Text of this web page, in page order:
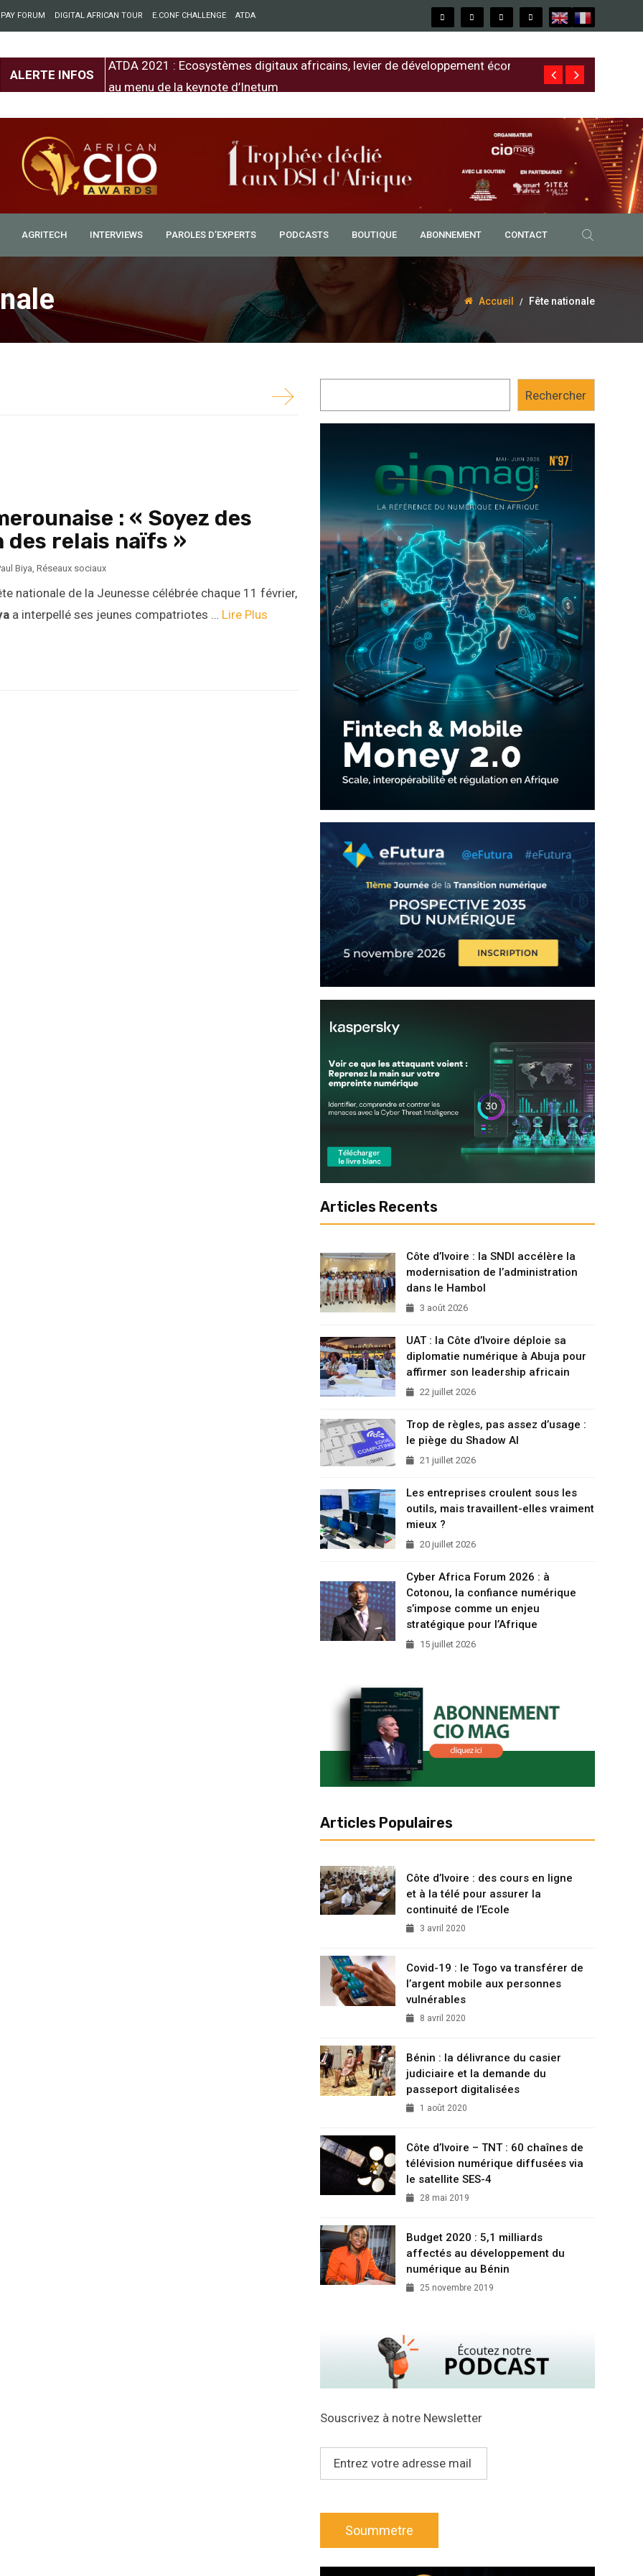
FORUM DIGITAL AFRICAN TOUR E.CONF CHALLENGE ATDA
ALERTE INFOS
l’Europe et
ATDA 2021 : Ecosystèmes digitaux africains, levier de développement économique
au menu de la keynote d’Inetum
Free au
AGRITECH INTERVIEWS PAROLES D’EXPERTS PODCASTS BOUTIQUE ABONNEMENT CONTACT
Accueil Fête nationale
: « Soyez des
des relais naïfs »
Fête nationale de la Jeunesse célébrée chaque
Paul Biyaa interpellé ses jeunes...
: « Soyez des
relais naïfs »
Biya, Réseaux sociaux
nationale de la Jeunesse célébrée chaque 11 février,
a interpellé ses jeunes compatriotes … Lire Plus
Rechercher
Articles Recents
Côte d’Ivoire : la SNDI accélère la
modernisation de l’administration
dans le Hambol
3 août 2026
UAT : la Côte d’Ivoire déploie sa
diplomatie numérique à Abuja pour
affirmer son leadership africain
22 juillet 2026
Trop de règles, pas assez d’usage :
le piège du Shadow AI
21 juillet 2026
Les entreprises croulent sous les
outils, mais travaillent-elles vraiment
mieux ?
20 juillet 2026
Cyber Africa Forum 2026 : à
Cotonou, la confiance numérique
s’impose comme un enjeu
stratégique pour l’Afrique
15 juillet 2026
Articles Populaires
Côte d’Ivoire : des cours en ligne
et à la télé pour assurer la
continuité de l’Ecole
3 avril 2020
Covid-19 : le Togo va transférer de
l’argent mobile aux personnes
vulnérables
8 avril 2020
Bénin : la délivrance du casier
judiciaire et la demande du
passeport digitalisées
1 août 2020
Côte d’Ivoire – TNT : 60 chaînes de
télévision numérique diffusées via
le satellite SES-4
28 mai 2019
Budget 2020 : 5,1 milliards
affectés au développement du
numérique au Bénin
25 novembre 2019
Souscrivez à notre Newsletter